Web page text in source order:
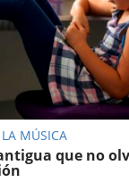
de
dedicadas a
han negado a
MÚSICA
que no